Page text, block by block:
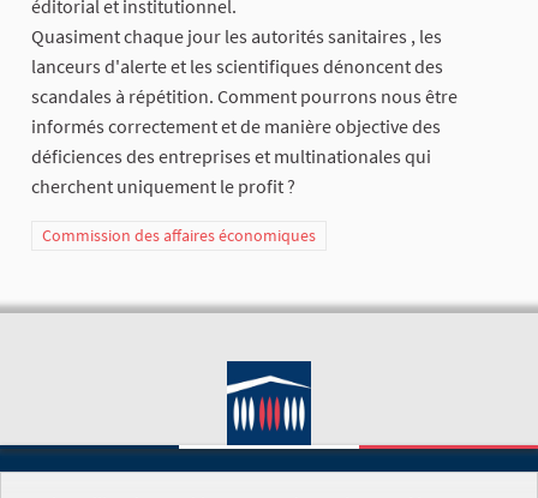
éditorial et institutionnel.
Quasiment chaque jour les autorités sanitaires , les
lanceurs d'alerte et les scientifiques dénoncent des
scandales à répétition. Comment pourrons nous être
informés correctement et de manière objective des
déficiences des entreprises et multinationales qui
cherchent uniquement le profit ?
Commission des affaires économiques